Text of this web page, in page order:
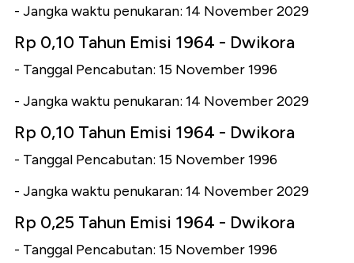
- Jangka waktu penukaran: 14 November 2029
Rp 0,10 Tahun Emisi 1964 - Dwikora
- Tanggal Pencabutan: 15 November 1996
- Jangka waktu penukaran: 14 November 2029
Rp 0,10 Tahun Emisi 1964 - Dwikora
- Tanggal Pencabutan: 15 November 1996
- Jangka waktu penukaran: 14 November 2029
Rp 0,25 Tahun Emisi 1964 - Dwikora
- Tanggal Pencabutan: 15 November 1996